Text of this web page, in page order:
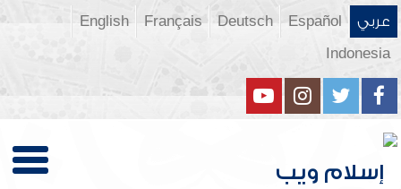
عربي Español
Deutsch
Français
English
Indonesia